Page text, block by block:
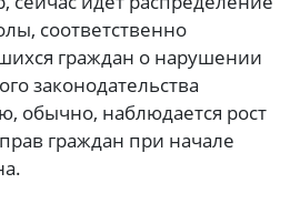
соответственно
граждан о нарушении
законодательства
обычно, наблюдается рост
граждан при начале